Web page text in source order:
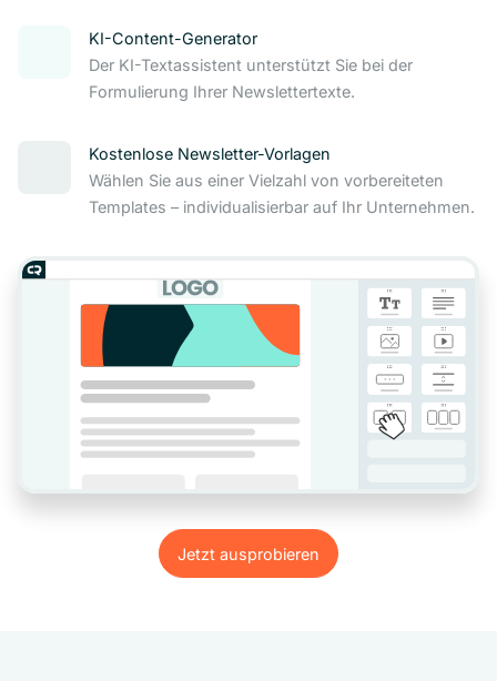
Jetzt ausprobieren
Jetzt ausprobieren
KI-Content-Generator
Der KI-Textassistent unterstützt Sie bei der
Formulierung Ihrer Newslettertexte.
Kostenlose Newsletter-Vorlagen
Wählen Sie aus einer Vielzahl von vorbereiteten
Templates – individualisierbar auf Ihr Unternehmen.